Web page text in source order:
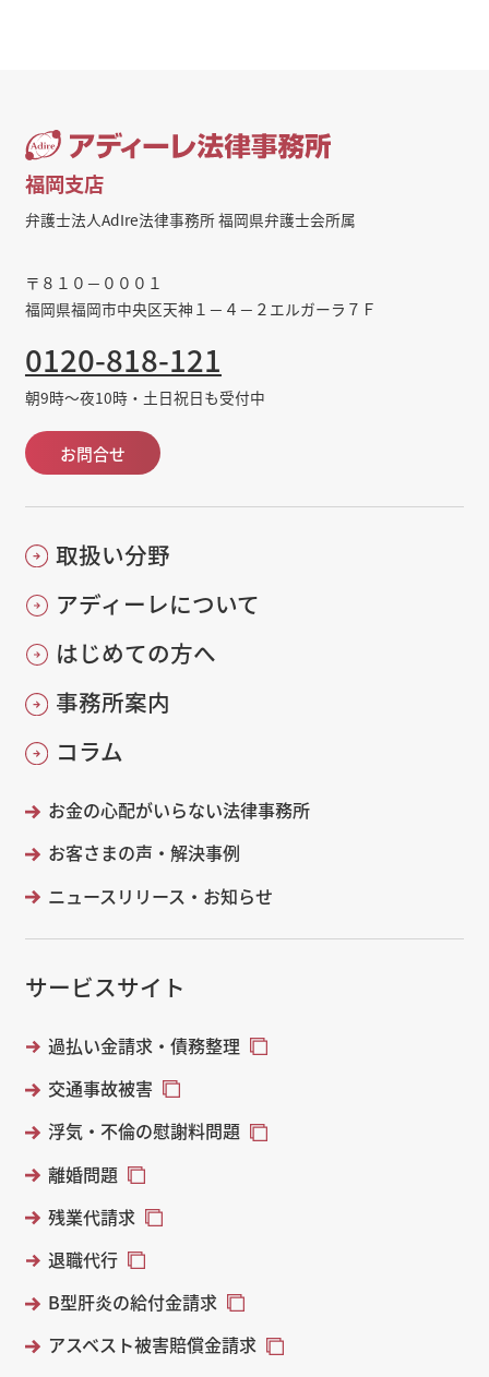
福岡支店
弁護士法人AdIre法律事務所 福岡県弁護士会所属
〒８１０－０００１
福岡県福岡市中央区天神１－４－２エルガーラ７Ｆ
0120-818-121
朝9時～夜10時・土日祝日も受付中
お問合せ
取扱い分野
アディーレについて
はじめての方へ
事務所案内
コラム
お金の心配がいらない法律事務所
お客さまの声・解決事例
ニュースリリース・お知らせ
サービスサイト
過払い金請求・債務整理
交通事故被害
浮気・不倫の慰謝料問題
離婚問題
残業代請求
退職代行
B型肝炎の給付金請求
アスベスト被害賠償金請求